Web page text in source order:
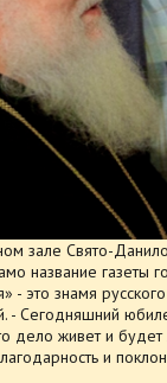
зале Свято-
название газеты
- это знамя
- Сегодняшний
дело живет и будет
и